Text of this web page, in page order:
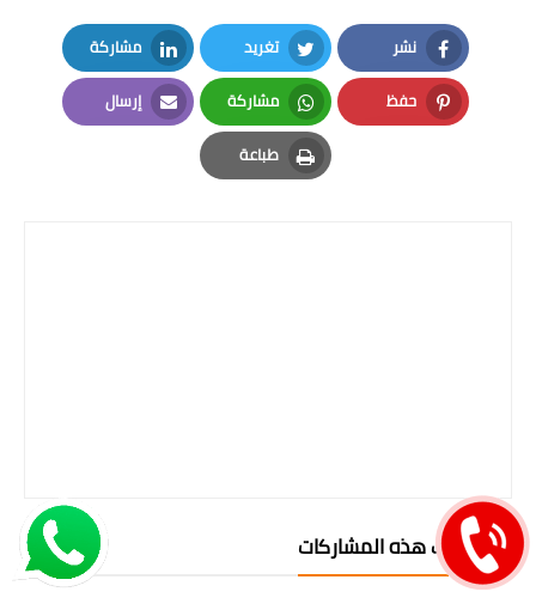
نشر
Facebook
تغريد
Twitter
مشاركة
LinkedIn
حفظ
Pinterest
مشاركة
Whatsapp
إرسال
Email
طباعة
Print
قد تُعجبك هذه المشاركات